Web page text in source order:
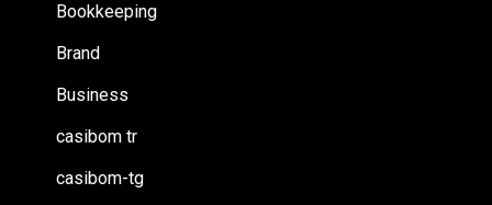
Bookkeeping
Brand
Business
casibom tr
casibom-tg